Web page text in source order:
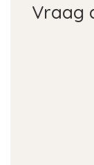
Vraag